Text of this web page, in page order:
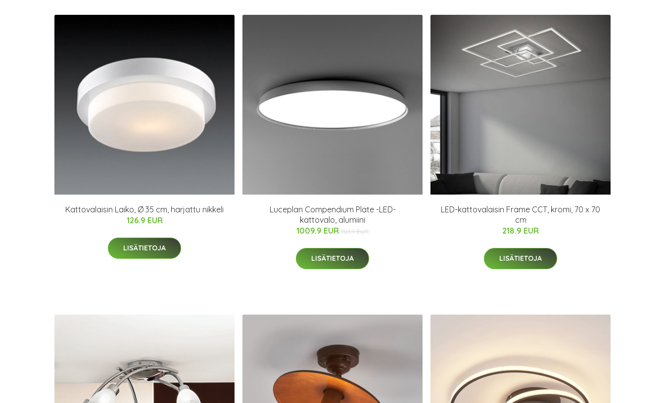
Kattovalaisin Laiko, Ø 35 cm, harjattu nikkeli
126.9 EUR
LISÄTIETOJA
Luceplan Compendium Plate -LED-
kattovalo, alumiini
1009.9 EUR 1121.9 EUR
LISÄTIETOJA
LED-kattovalaisin Frame CCT, kromi, 70 x 70
cm
218.9 EUR
LISÄTIETOJA